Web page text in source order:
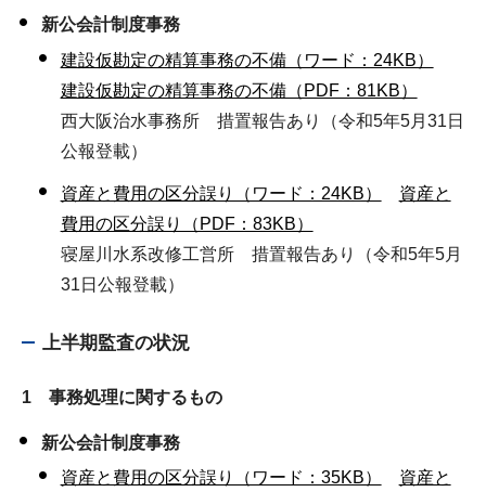
新公会計制度事務
建設仮勘定の精算事務の不備（ワード：24KB）
建設仮勘定の精算事務の不備（PDF：81KB）
西大阪治水事務所 措置報告あり（令和5年5月31日
公報登載）
資産と費用の区分誤り（ワード：24KB）
資産と
費用の区分誤り（PDF：83KB）
寝屋川水系改修工営所 措置報告あり（令和5年5月
31日公報登載）
上半期監査の状況
1 事務処理に関するもの
新公会計制度事務
資産と費用の区分誤り（ワード：35KB）
資産と